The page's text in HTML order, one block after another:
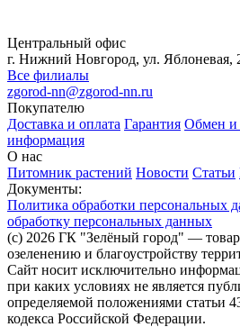
Центральный офис
г. Нижний Новгород, ул. Яблоневая,
Все филиалы
zgorod-nn@zgorod-nn.ru
Покупателю
Доставка и оплата Гарантия Обмен и
информация
О нас
Питомник растений Новости Статьи
Документы:
Политика обработки персональных
обработку персональных данных
(c) 2026 ГК "Зелёный город" —
озеленению и благоустройству
Сайт носит исключительно
при каких условиях не является
определяемой положениями статьи
кодекса Российской Федерации.